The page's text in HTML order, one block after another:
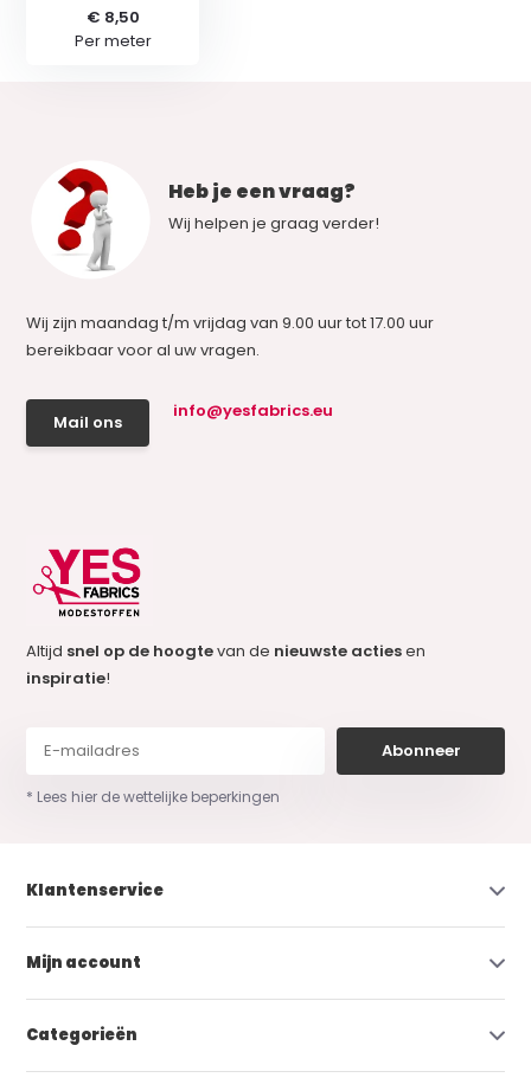
€ 8,50
Per meter
Heb je een vraag?
Wij helpen je graag verder!
Wij zijn maandag t/m vrijdag van 9.00 uur tot 17.00 uur
bereikbaar voor al uw vragen.
Mail ons
info@yesfabrics.eu
Altijd snel op de hoogtevan de nieuwste actiesen
inspiratie!
Abonneer
* Lees hier de wettelijke beperkingen
Klantenservice
Mijn account
Categorieën